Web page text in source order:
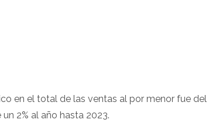
en el total de las ventas al por menor fue del
2% al año hasta 2023.